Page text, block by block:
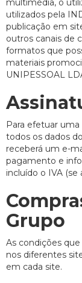
multimédia, o
utilizados pela
publicação em
outros canais de
formatos que
materiais
UNIPESSOAL
Para efetuar
todos os dados
receberá um e-
pagamento e
incluído o IVA (se
Grupo
As condições
nos diferentes
em cada site.